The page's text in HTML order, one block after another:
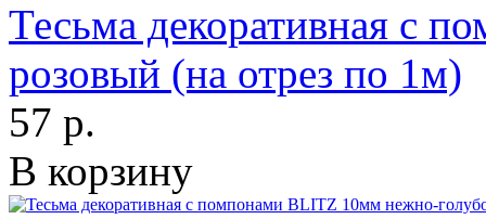
Тесьма декоративная с
розовый (на отрез по 1м)
57 р.
В корзину